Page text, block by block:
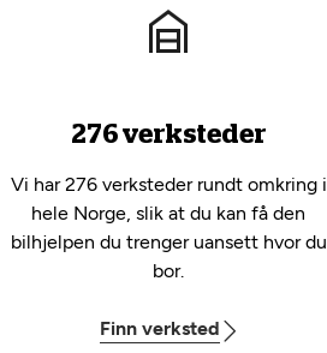
276 verksteder
Vi har 276 verksteder rundt omkring i
hele Norge, slik at du kan få den
bilhjelpen du trenger uansett hvor du
bor.
Finn verksted